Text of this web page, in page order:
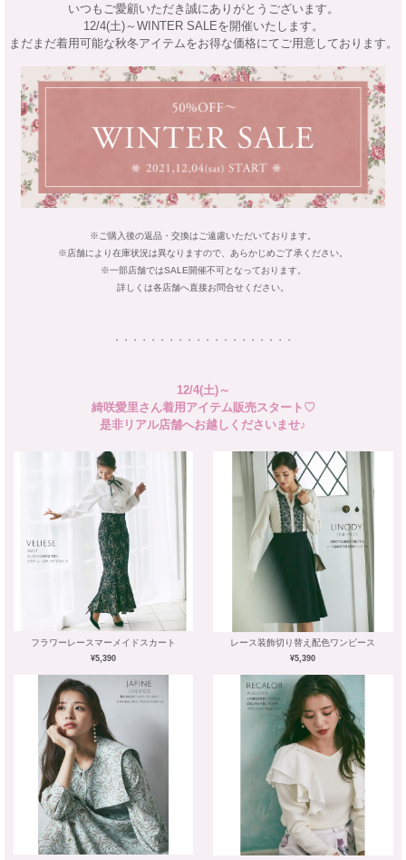
いつもご愛顧いただき誠にありがとうございます。
12/4(土)～WINTER SALEを開催いたします。
まだまだ着用可能な秋冬アイテムをお得な価格にてご用意しております。
※ご購入後の返品・交換はご遠慮いただいております。
※店舗により在庫状況は異なりますので、あらかじめご了承ください。
※一部店舗ではSALE開催不可となっております。
詳しくは各店舗へ直接お問合せください。
・・・・・・・・・・・・・・・・・・・・
12/4(土)～
綺咲愛里さん着用アイテム販売スタート♡
是非リアル店舗へお越しくださいませ♪
フラワーレースマーメイドスカート
¥5,390
レース装飾切り替え配色ワンピース
¥5,390